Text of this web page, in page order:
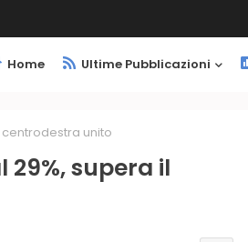
Home Ultime Pubblicazioni
centrodestra unito
29%, supera il